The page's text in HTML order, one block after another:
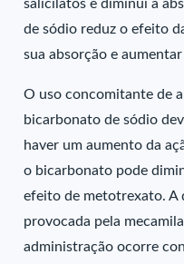
salicilatos e diminui a
de sódio reduz o efeito
sua absorção e
O uso concomitante de
bicarbonato de sódio
haver um aumento da
o bicarbonato pode
efeito de metotrexato. A
provocada pela
administração ocorre